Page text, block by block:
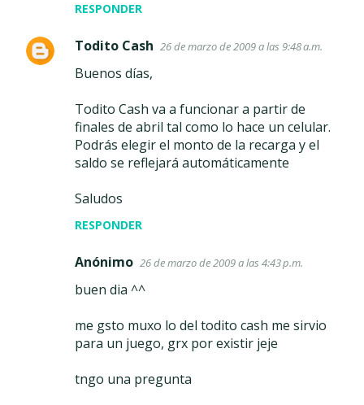
RESPONDER
Todito Cash 26 de marzo de 2009 a las 9:48 a.m.
Buenos días,
Todito Cash va a funcionar a partir de
finales de abril tal como lo hace un celular.
Podrás elegir el monto de la recarga y el
saldo se reflejará automáticamente
Saludos
RESPONDER
Anónimo 26 de marzo de 2009 a las 4:43 p.m.
buen dia ^^
me gsto muxo lo del todito cash me sirvio
para un juego, grx por existir jeje
tngo una pregunta